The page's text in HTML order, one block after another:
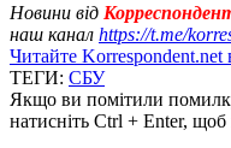
Новини від
наш канал https://t.me/
Читайте Korrespondent.net
ТЕГИ: СБУ
Якщо ви помітили
натисніть Ctrl + Enter,